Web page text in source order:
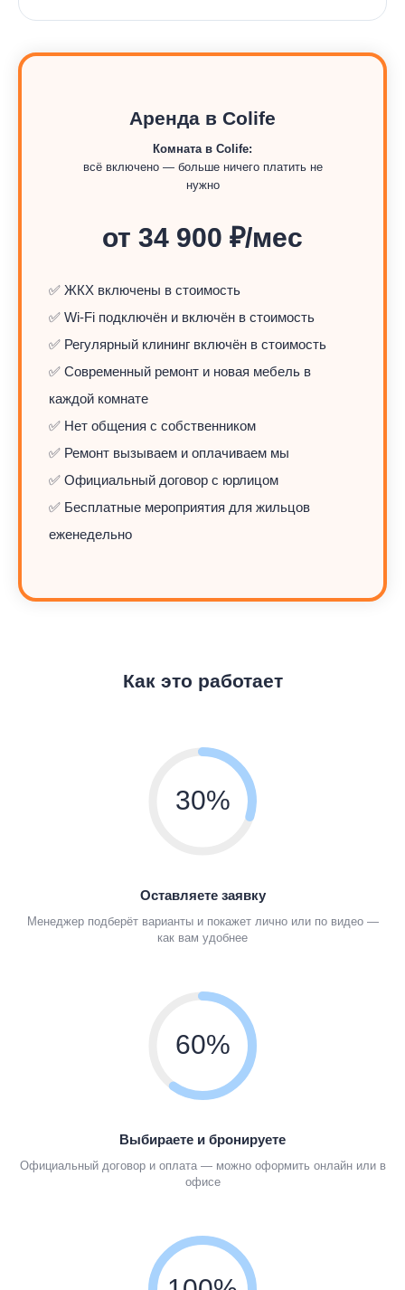
Аренда в Colife
Комната в Colife:
всё включено — больше ничего платить не
нужно
от 34 900 ₽/мес
✅ ЖКХ включены в стоимость
✅ Wi-Fi подключён и включён в стоимость
✅ Регулярный клининг включён в стоимость
✅ Современный ремонт и новая мебель в
каждой комнате
✅ Нет общения с собственником
✅ Ремонт вызываем и оплачиваем мы
✅ Официальный договор с юрлицом
✅ Бесплатные мероприятия для жильцов
еженедельно
Как это работает
30%
Оставляете заявку
Менеджер подберёт варианты и покажет лично или по видео —
как вам удобнее
60%
Выбираете и бронируете
Официальный договор и оплата — можно оформить онлайн или в
офисе